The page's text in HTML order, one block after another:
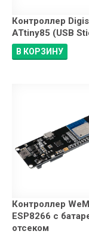
Контроллер
ATtiny85 (USB
В КОРЗИНУ
Контроллер
ESP8266 с
отсеком